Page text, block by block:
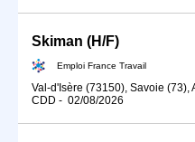
Skiman (H/F)
Emploi France Travail
Val-d'Isère (73150), Savoie (73),
CDD - 02/08/2026